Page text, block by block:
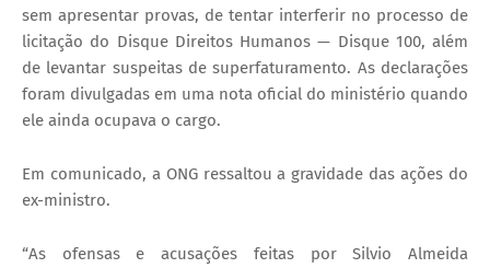
sem apresentar provas, de tentar interferir no processo de
licitação do Disque Direitos Humanos — Disque 100, além
de levantar suspeitas de superfaturamento. As declarações
foram divulgadas em uma nota oficial do ministério quando
ele ainda ocupava o cargo.
Em comunicado, a ONG ressaltou a gravidade das ações do
ex-ministro.
“As ofensas e acusações feitas por Silvio Almeida